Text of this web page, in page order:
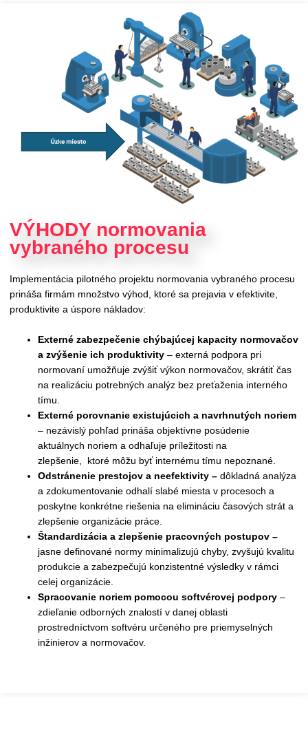
VÝHODY normovania
vybraného procesu
Implementácia pilotného projektu normovania vybraného procesu
prináša firmám množstvo výhod, ktoré sa prejavia v efektivite,
produktivite a úspore nákladov:
Externé zabezpečenie chýbajúcej kapacity normovačov
a zvýšenie ich produktivity – externá podpora pri
normovaní umožňuje zvýšiť výkon normovačov, skrátiť čas
na realizáciu potrebných analýz bez preťaženia interného
tímu.
Externé porovnanie existujúcich a navrhnutých noriem
– nezávislý pohľad prináša objektívne posúdenie
aktuálnych noriem a odhaľuje príležitosti na
zlepšenie,
ktoré môžu byť internému tímu nepoznané.
Odstránenie prestojov a neefektivity – dôkladná analýza
a zdokumentovanie odhalí slabé miesta v procesoch a
poskytne konkrétne riešenia na elimináciu časových strát a
zlepšenie organizácie práce.
Štandardizácia a zlepšenie pracovných postupov –
jasne definované normy minimalizujú chyby, zvyšujú kvalitu
produkcie a zabezpečujú konzistentné výsledky v rámci
celej organizácie.
Spracovanie noriem pomocou softvérovej podpory–
zdieľanie odborných znalostí v danej oblasti
prostredníctvom softvéru určeného pre priemyselných
inžinierov a normovačov.